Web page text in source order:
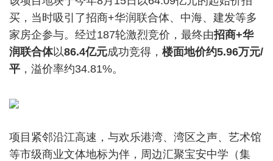
买，当时吸引了招商+华润联合体、中海、建发等多
家房企参与。经过187轮激烈竞价，最终由招商+华
润联合体以86.4亿元成功竞得， 楼面地价约5.96万元/
平 ，溢价率约34.81%。
项目紧邻沿江高速，与欢乐港湾、湾区之声、艺术馆
等市级商业文体地标为伴，周边汇聚宝安中学（集